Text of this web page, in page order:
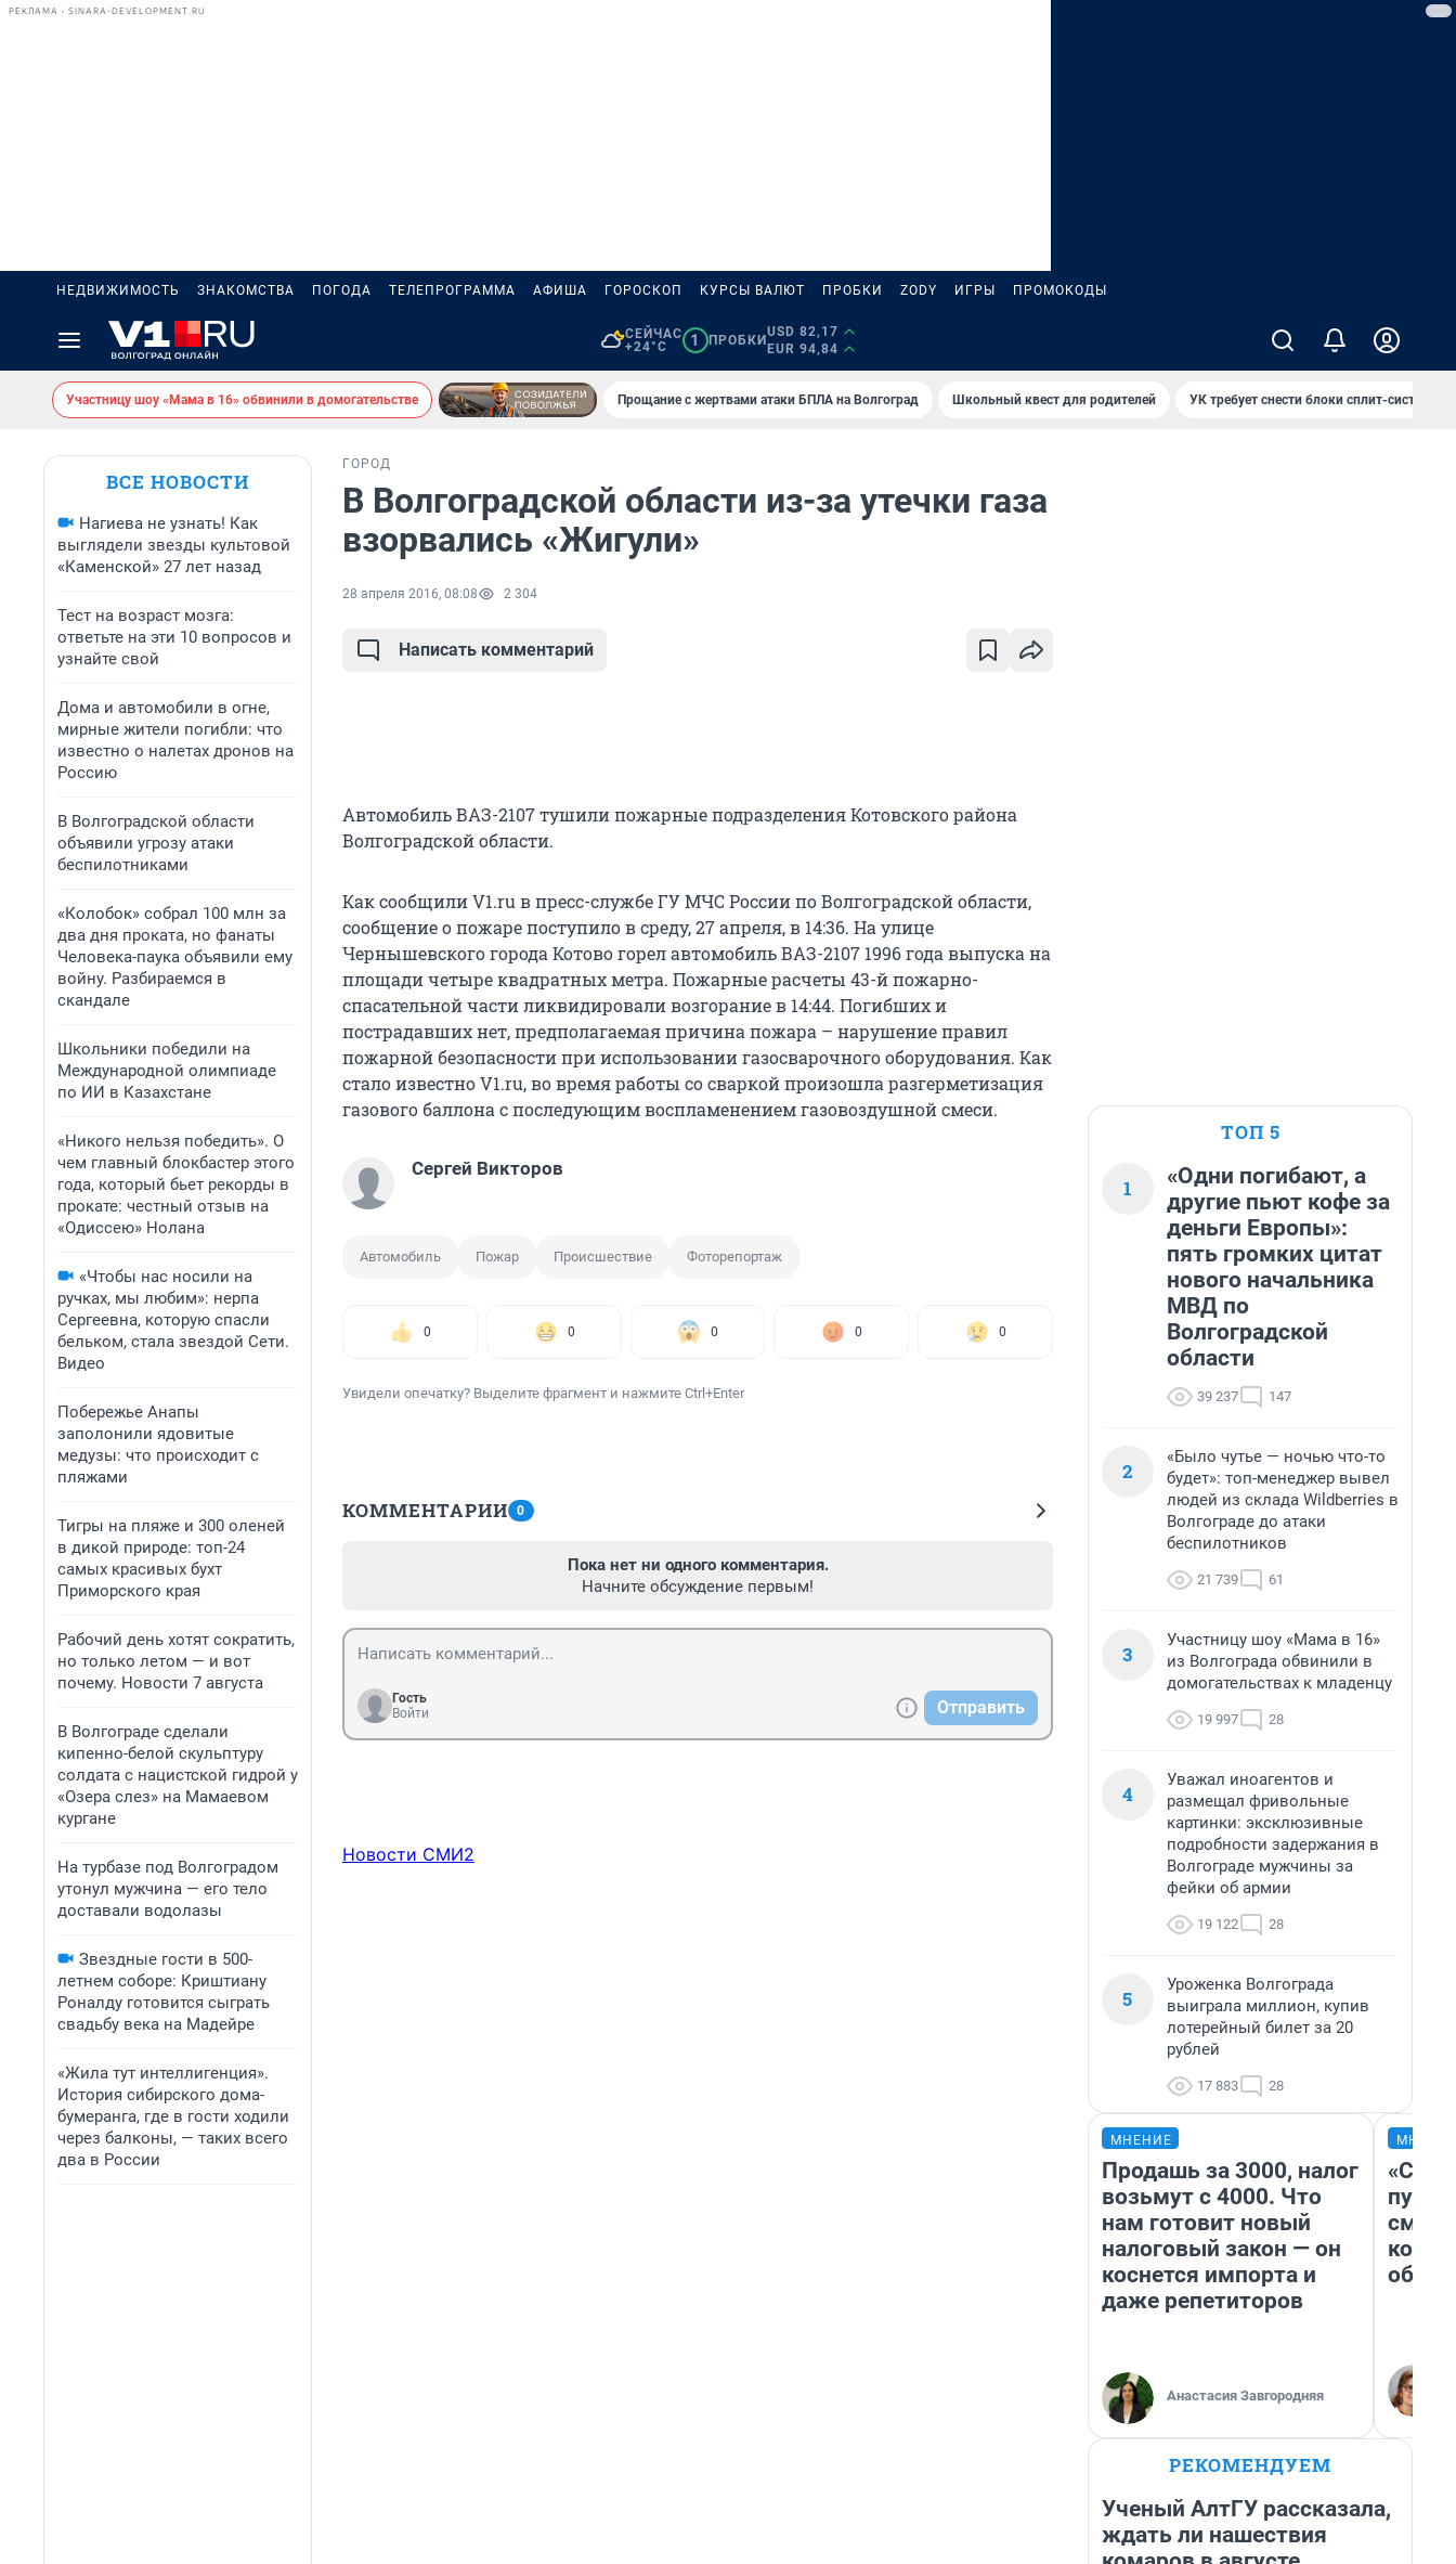
РЕКЛАМА • SINARA-DEVELOPMENT.RU
НЕДВИЖИМОСТЬ ЗНАКОМСТВА ПОГОДА ТЕЛЕПРОГРАММА АФИША ГОРОСКОП КУРСЫ ВАЛЮТ ПРОБКИ ZODY ИГРЫ ПРОМОКОДЫ
СЕЙЧАС
+24°C
1 ПРОБКИ
USD 82,17
EUR 94,84
Участницу шоу «Мама в 16» обвинили в домогательстве Прощание с жертвами атаки БПЛА на Волгоград Школьный квест для родителей УК требует снести блоки сплит-систем
ВСЕ НОВОСТИ
Нагиева не узнать! Как
выглядели звезды культовой
«Каменской» 27 лет назад
Тест на возраст мозга:
ответьте на эти 10 вопросов и
узнайте свой
Дома и автомобили в огне,
мирные жители погибли: что
известно о налетах дронов на
Россию
В Волгоградской области
объявили угрозу атаки
беспилотниками
«Колобок» собрал 100 млн за
два дня проката, но фанаты
Человека-паука объявили ему
войну. Разбираемся в
скандале
Школьники победили на
Международной олимпиаде
по ИИ в Казахстане
«Никого нельзя победить». О
чем главный блокбастер этого
года, который бьет рекорды в
прокате: честный отзыв на
«Одиссею» Нолана
«Чтобы нас носили на
ручках, мы любим»: нерпа
Сергеевна, которую спасли
бельком, стала звездой Сети.
Видео
Побережье Анапы
заполонили ядовитые
медузы: что происходит с
пляжами
Тигры на пляже и 300 оленей
в дикой природе: топ-24
самых красивых бухт
Приморского края
Рабочий день хотят сократить,
но только летом — и вот
почему. Новости 7 августа
В Волгограде сделали
кипенно-белой скульптуру
солдата с нацистской гидрой у
«Озера слез» на Мамаевом
кургане
На турбазе под Волгоградом
утонул мужчина — его тело
доставали водолазы
Звездные гости в 500-
летнем соборе: Криштиану
Роналду готовится сыграть
свадьбу века на Мадейре
«Жила тут интеллигенция».
История сибирского дома-
бумеранга, где в гости ходили
через балконы, — таких всего
два в России
ГОРОД
В Волгоградской области из-за утечки газа
взорвались «Жигули»
28 апреля 2016, 08:08 2 304
Написать комментарий
Автомобиль ВАЗ-2107 тушили пожарные подразделения Котовского района
Волгоградской области.
Как сообщили V1.ru в пресс-службе ГУ МЧС России по Волгоградской области,
сообщение о пожаре поступило в среду, 27 апреля, в 14:36. На улице
Чернышевского города Котово горел автомобиль ВАЗ-2107 1996 года выпуска на
площади четыре квадратных метра. Пожарные расчеты 43-й пожарно-
спасательной части ликвидировали возгорание в 14:44. Погибших и
пострадавших нет, предполагаемая причина пожара – нарушение правил
пожарной безопасности при использовании газосварочного оборудования. Как
стало известно V1.ru, во время работы со сваркой произошла разгерметизация
газового баллона с последующим воспламенением газовоздушной смеси.
Сергей Викторов
Автомобиль Пожар Происшествие Фоторепортаж
0 0 0 0 0
Увидели опечатку? Выделите фрагмент и нажмите Ctrl+Enter
КОММЕНТАРИИ 0
Пока нет ни одного комментария.
Начните обсуждение первым!
Гость
Войти
Отправить
Новости СМИ2
ТОП 5
1
«Одни погибают, а
другие пьют кофе за
деньги Европы»:
пять громких цитат
нового начальника
МВД по
Волгоградской
области
39 237 147
2
«Было чутье — ночью что-то
будет»: топ-менеджер вывел
людей из склада Wildberries в
Волгограде до атаки
беспилотников
21 739 61
3
Участницу шоу «Мама в 16»
из Волгограда обвинили в
домогательствах к младенцу
19 997 28
4
Уважал иноагентов и
размещал фривольные
картинки: эксклюзивные
подробности задержания в
Волгограде мужчины за
фейки об армии
19 122 28
5
Уроженка Волгограда
выиграла миллион, купив
лотерейный билет за 20
рублей
17 883 28
МНЕНИЕ
Продашь за 3000, налог
возьмут с 4000. Что
нам готовит новый
налоговый закон — он
коснется импорта и
даже репетиторов
Анастасия Завгородняя
РЕКОМЕНДУЕМ
Ученый АлтГУ рассказала,
ждать ли нашествия